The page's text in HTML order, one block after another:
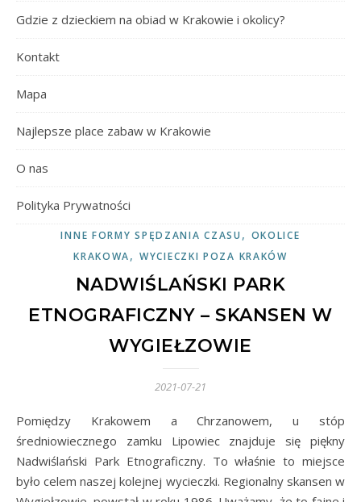
Gdzie z dzieckiem na obiad w Krakowie i okolicy?
Kontakt
Mapa
Najlepsze place zabaw w Krakowie
O nas
Polityka Prywatności
INNE FORMY SPĘDZANIA CZASU , OKOLICE
KRAKOWA,WYCIECZKI POZA KRAKÓW
NADWIŚLAŃSKI PARK
ETNOGRAFICZNY – SKANSEN W
WYGIEŁZOWIE
2021-07-21
Pomiędzy Krakowem a Chrzanowem, u stóp
średniowiecznego zamku Lipowiec znajduje się piękny
Nadwiślański Park Etnograficzny. To właśnie to miejsce
było celem naszej kolejnej wycieczki. Regionalny skansen w